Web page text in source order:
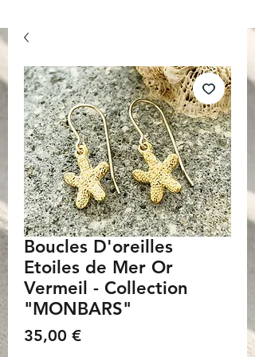
Boucles D'oreilles
Etoiles de Mer Or
Vermeil - Collection
"MONBARS"
35,00 €Prix